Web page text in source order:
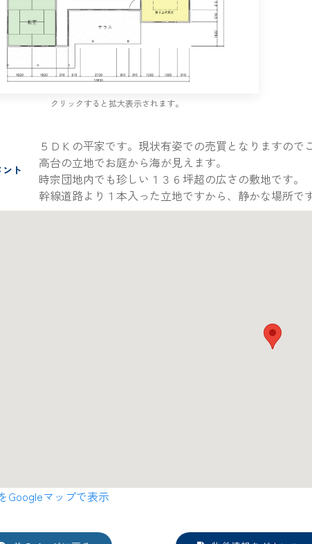
クリックすると拡大表示されます。
ト
５ＤＫの平家です。現状有姿での売買となりますので
高台の立地でお庭から海が見えます。
時宗団地内でも珍しい１３６坪超の広さの敷地です。
幹線道路より１本入った立地ですから、静かな場所です
Googleマップで表示